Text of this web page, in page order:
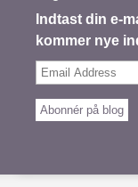
Indtast din e-
kommer nye
Email
Abonnér på blog